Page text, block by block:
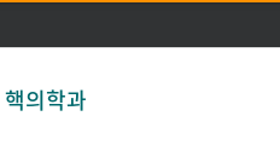
핵의학과